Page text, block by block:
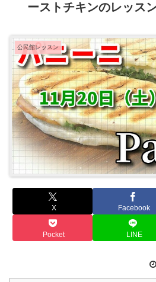
ーストチキンのレッス
公民館レッスン
X Facebook
Pocket LINE